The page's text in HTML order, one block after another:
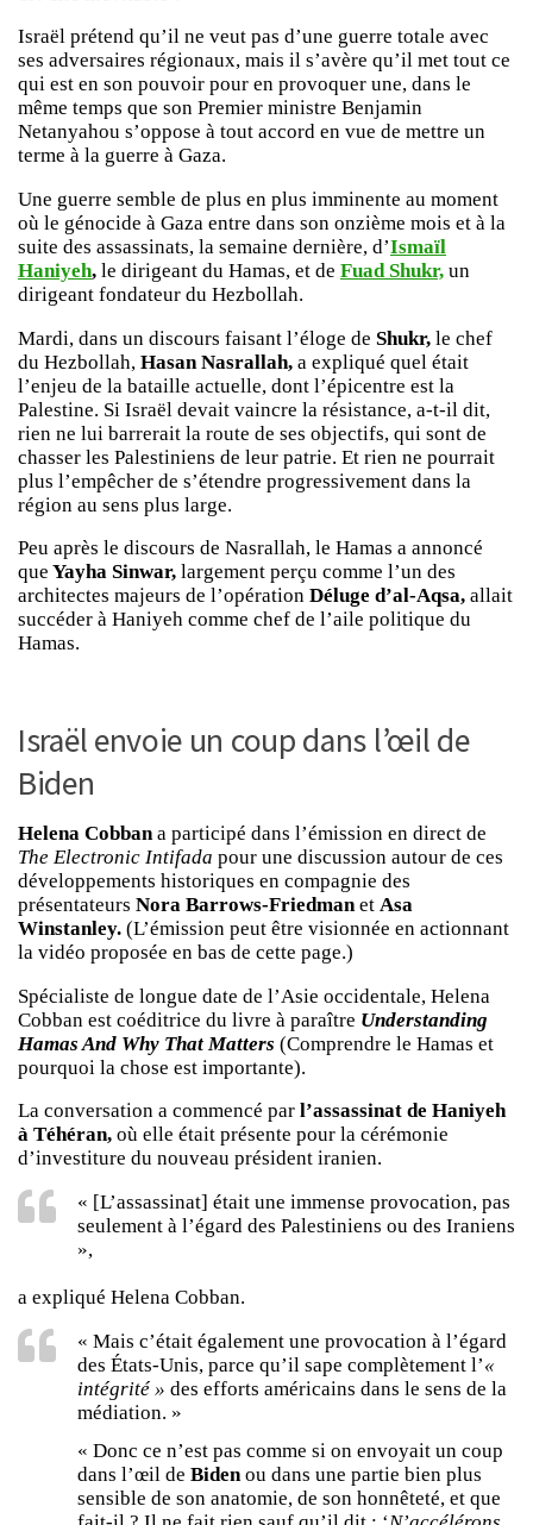
Israël prétend qu’il ne veut pas d’une guerre totale avec
ses adversaires régionaux, mais il s’avère qu’il met tout ce
qui est en son pouvoir pour en provoquer une, dans le
même temps que son Premier ministre Benjamin
Netanyahou s’oppose à tout accord en vue de mettre un
terme à la guerre à Gaza.
Une guerre semble de plus en plus imminente au moment
où le génocide à Gaza entre dans son onzième mois et à la
suite des assassinats, la semaine dernière, d’Ismaïl
Haniyeh, le dirigeant du Hamas, et de Fuad Shukr, un
dirigeant fondateur du Hezbollah.
Mardi, dans un discours faisant l’éloge de Shukr, le chef
du Hezbollah, Hasan Nasrallah, a expliqué quel était
l’enjeu de la bataille actuelle, dont l’épicentre est la
Palestine. Si Israël devait vaincre la résistance, a-t-il dit,
rien ne lui barrerait la route de ses objectifs, qui sont de
chasser les Palestiniens de leur patrie. Et rien ne pourrait
plus l’empêcher de s’étendre progressivement dans la
région au sens plus large.
Peu après le discours de Nasrallah, le Hamas a annoncé
que Yayha Sinwar, largement perçu comme l’un des
architectes majeurs de l’opération Déluge d’al-Aqsa, allait
succéder à Haniyeh comme chef de l’aile politique du
Hamas.
Israël envoie un coup dans l’œil de
Biden
Helena Cobbana participé dans l’émission en direct de
The Electronic Intifada pour une discussion autour de ces
développements historiques en compagnie des
présentateurs Nora Barrows-Friedmanet Asa
Winstanley. (L’émission peut être visionnée en actionnant
la vidéo proposée en bas de cette page.)
Spécialiste de longue date de l’Asie occidentale, Helena
Cobban est coéditrice du livre à paraître Understanding
Hamas And Why That Matters (Comprendre le Hamas et
pourquoi la chose est importante).
La conversation a commencé par l’assassinat de Haniyeh
à Téhéran, où elle était présente pour la cérémonie
d’investiture du nouveau président iranien.
« [L’assassinat] était une immense provocation, pas
seulement à l’égard des Palestiniens ou des Iraniens
»,
a expliqué Helena Cobban.
« Mais c’était également une provocation à l’égard
des États-Unis, parce qu’il sape complètement l’«
intégrité » des efforts américains dans le sens de la
médiation. »
« Donc ce n’est pas comme si on envoyait un coup
dans l’œil de Bidenou dans une partie bien plus
sensible de son anatomie, de son honnêteté, et que